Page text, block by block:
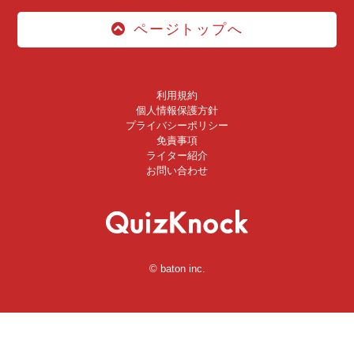
ページトップへ
利用規約
個人情報保護方針
プライバシーポリシー
免責事項
ライター紹介
お問い合わせ
© baton inc.